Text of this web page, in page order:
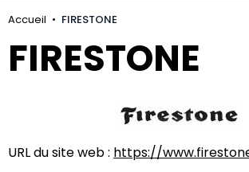
Accueil FIRESTONE
FIRESTONE
URL du site web : https://